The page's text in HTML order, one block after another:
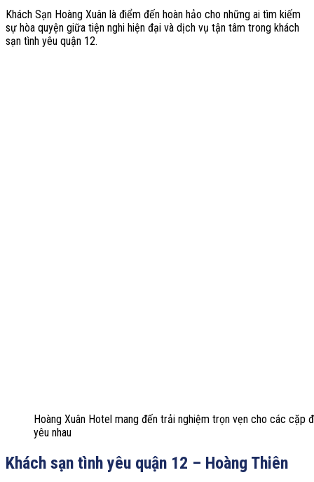
Khách Sạn Hoàng Xuân là điểm đến hoàn hảo cho những ai tìm kiếm
sự hòa quyện giữa tiện nghi hiện đại và dịch vụ tận tâm trong khách
sạn tình yêu quận 12.
Hoàng Xuân Hotel mang đến trải nghiệm trọn vẹn cho các cặp
yêu nhau
Khách sạn tình yêu quận 12 – Hoàng Thiên